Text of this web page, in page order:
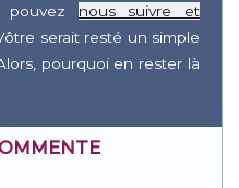
pouvez nous suivre et
serait resté un simple
pourquoi en rester là